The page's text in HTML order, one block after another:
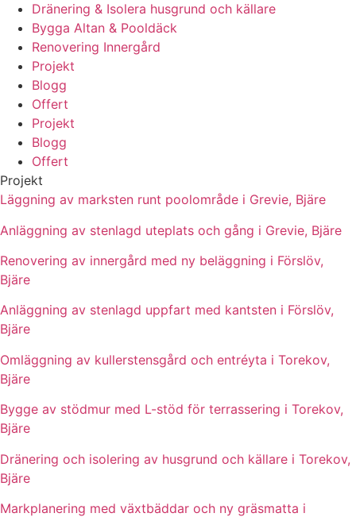
Dränering & Isolera husgrund och källare
Bygga Altan & Pooldäck
Renovering Innergård
Projekt
Blogg
Offert
Projekt
Blogg
Offert
Projekt
Läggning av marksten runt poolområde i Grevie, Bjäre
Anläggning av stenlagd uteplats och gång i Grevie, Bjäre
Renovering av innergård med ny beläggning i Förslöv,
Bjäre
Anläggning av stenlagd uppfart med kantsten i Förslöv,
Bjäre
Omläggning av kullerstensgård och entréyta i Torekov,
Bjäre
Bygge av stödmur med L-stöd för terrassering i Torekov,
Bjäre
Dränering och isolering av husgrund och källare i Torekov,
Bjäre
Markplanering med växtbäddar och ny gräsmatta i